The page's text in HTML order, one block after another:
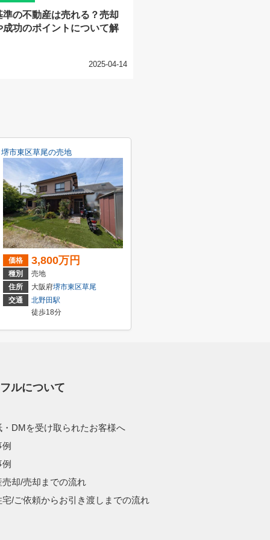
準の不動産は売れる？売却
成功のポイントについて解
2025-04-14
堺市東区草尾の売地
価格 3,800万円
種別
売地
住所
大阪府堺市東区草尾
交通
北野田駅
徒歩18分
ルについて
・DMを受け取られたお客様へ
例
例
売却/売却までの流れ
宅/ご依頼からお引き渡しまでの流れ